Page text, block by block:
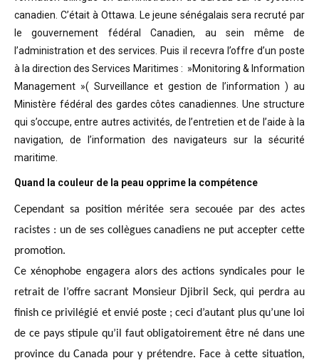
canadien. C’était à Ottawa. Le jeune sénégalais sera recruté par
le gouvernement fédéral Canadien, au sein même de
l’administration et des services. Puis il recevra l’offre d’un poste
à la direction des Services Maritimes : »Monitoring & Information
Management »( Surveillance et gestion de l’information ) au
Ministère fédéral des gardes côtes canadiennes. Une structure
qui s’occupe, entre autres activités, de l’entretien et de l’aide à la
navigation, de l’information des navigateurs sur la sécurité
maritime.
Quand la couleur de la peau opprime la compétence
Cependant sa position méritée sera secouée par des actes
racistes : un de ses collègues canadiens ne put accepter cette
promotion.
Ce xénophobe engagera alors des actions syndicales pour le
retrait de l’offre sacrant Monsieur Djibril Seck, qui perdra au
finish ce privilégié et envié poste ; ceci d’autant plus qu’une loi
de ce pays stipule qu’il faut obligatoirement être né dans une
province du Canada pour y prétendre. Face à cette situation,